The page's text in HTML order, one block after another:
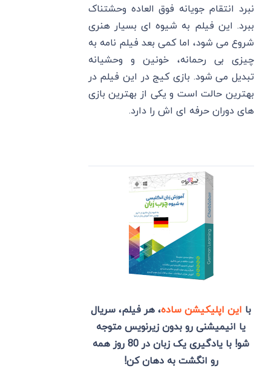
نبرد انتقام جویانه فوق العاده وحشتناک
ببرد. این فیلم به شیوه ای بسیار هنری
شروع می شود، اما کمی بعد فیلم نامه به
چیزی بی رحمانه، خونین و وحشیانه
تبدیل می شود. بازی کیج در این فیلم در
بهترین حالت است و یکی از بهترین بازی
های دوران حرفه ای اش را دارد.
با این اپلیکیشن ساده، هر فیلم، سریال
یا انیمیشنی رو بدون زیرنویس متوجه
شو! با یادگیری یک زبان در 80 روز همه
رو انگشت به دهان کن!